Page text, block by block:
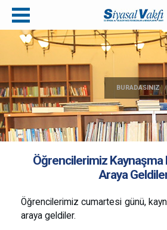
BURADASINIZ
Öğrencilerimiz Kaynaşma
Araya
Öğrencilerimiz cumartesi günü,
araya geldiler.